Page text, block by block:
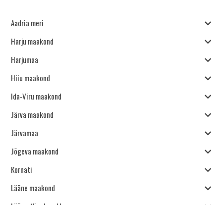
Aadria meri
Harju maakond
Harjumaa
Hiiu maakond
Ida-Viru maakond
Järva maakond
Järvamaa
Jõgeva maakond
Kornati
Lääne maakond